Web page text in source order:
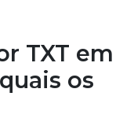
TXT em
os